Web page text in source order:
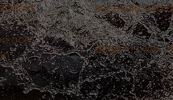
och
ser exakt vad
Alltid fri frakt –